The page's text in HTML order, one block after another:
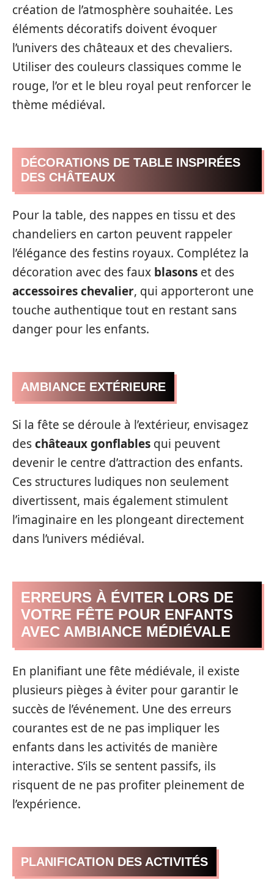
création de l’atmosphère souhaitée. Les
éléments décoratifs doivent évoquer
l’univers des châteaux et des chevaliers.
Utiliser des couleurs classiques comme le
rouge, l’or et le bleu royal peut renforcer le
thème médiéval.
DÉCORATIONS DE TABLE INSPIRÉES
DES CHÂTEAUX
Pour la table, des nappes en tissu et des
chandeliers en carton peuvent rappeler
l’élégance des festins royaux. Complétez la
décoration avec des faux blasons et des
accessoires chevalier, qui apporteront une
touche authentique tout en restant sans
danger pour les enfants.
AMBIANCE EXTÉRIEURE
Si la fête se déroule à l’extérieur, envisagez
deschâteaux gonflables qui peuvent
devenir le centre d’attraction des enfants.
Ces structures ludiques non seulement
divertissent, mais également stimulent
l’imaginaire en les plongeant directement
dans l’univers médiéval.
ERREURS À ÉVITER LORS DE
VOTRE FÊTE POUR ENFANTS
AVEC AMBIANCE MÉDIÉVALE
En planifiant une fête médiévale, il existe
plusieurs pièges à éviter pour garantir le
succès de l’événement. Une des erreurs
courantes est de ne pas impliquer les
enfants dans les activités de manière
interactive. S’ils se sentent passifs, ils
risquent de ne pas profiter pleinement de
l’expérience.
PLANIFICATION DES ACTIVITÉS